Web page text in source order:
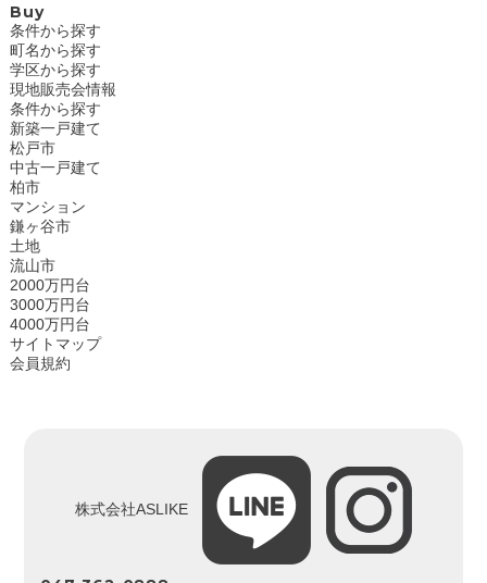
Buy
条件から探す
町名から探す
学区から探す
現地販売会情報
条件から探す
新築一戸建て
松戸市
中古一戸建て
柏市
マンション
鎌ヶ谷市
土地
流山市
2000万円台
3000万円台
4000万円台
サイトマップ
会員規約
株式会社ASLIKE